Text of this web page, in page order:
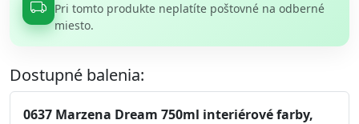
Pri tomto produkte neplatíte poštovné na odberné
miesto.
Dostupné balenia:
0637 Marzena Dream 750ml interiérové farby,